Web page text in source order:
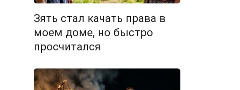
Зять стал качать права в
моем доме, но быстро
просчитался